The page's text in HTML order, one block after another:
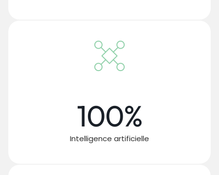
100%
Intelligence artificielle